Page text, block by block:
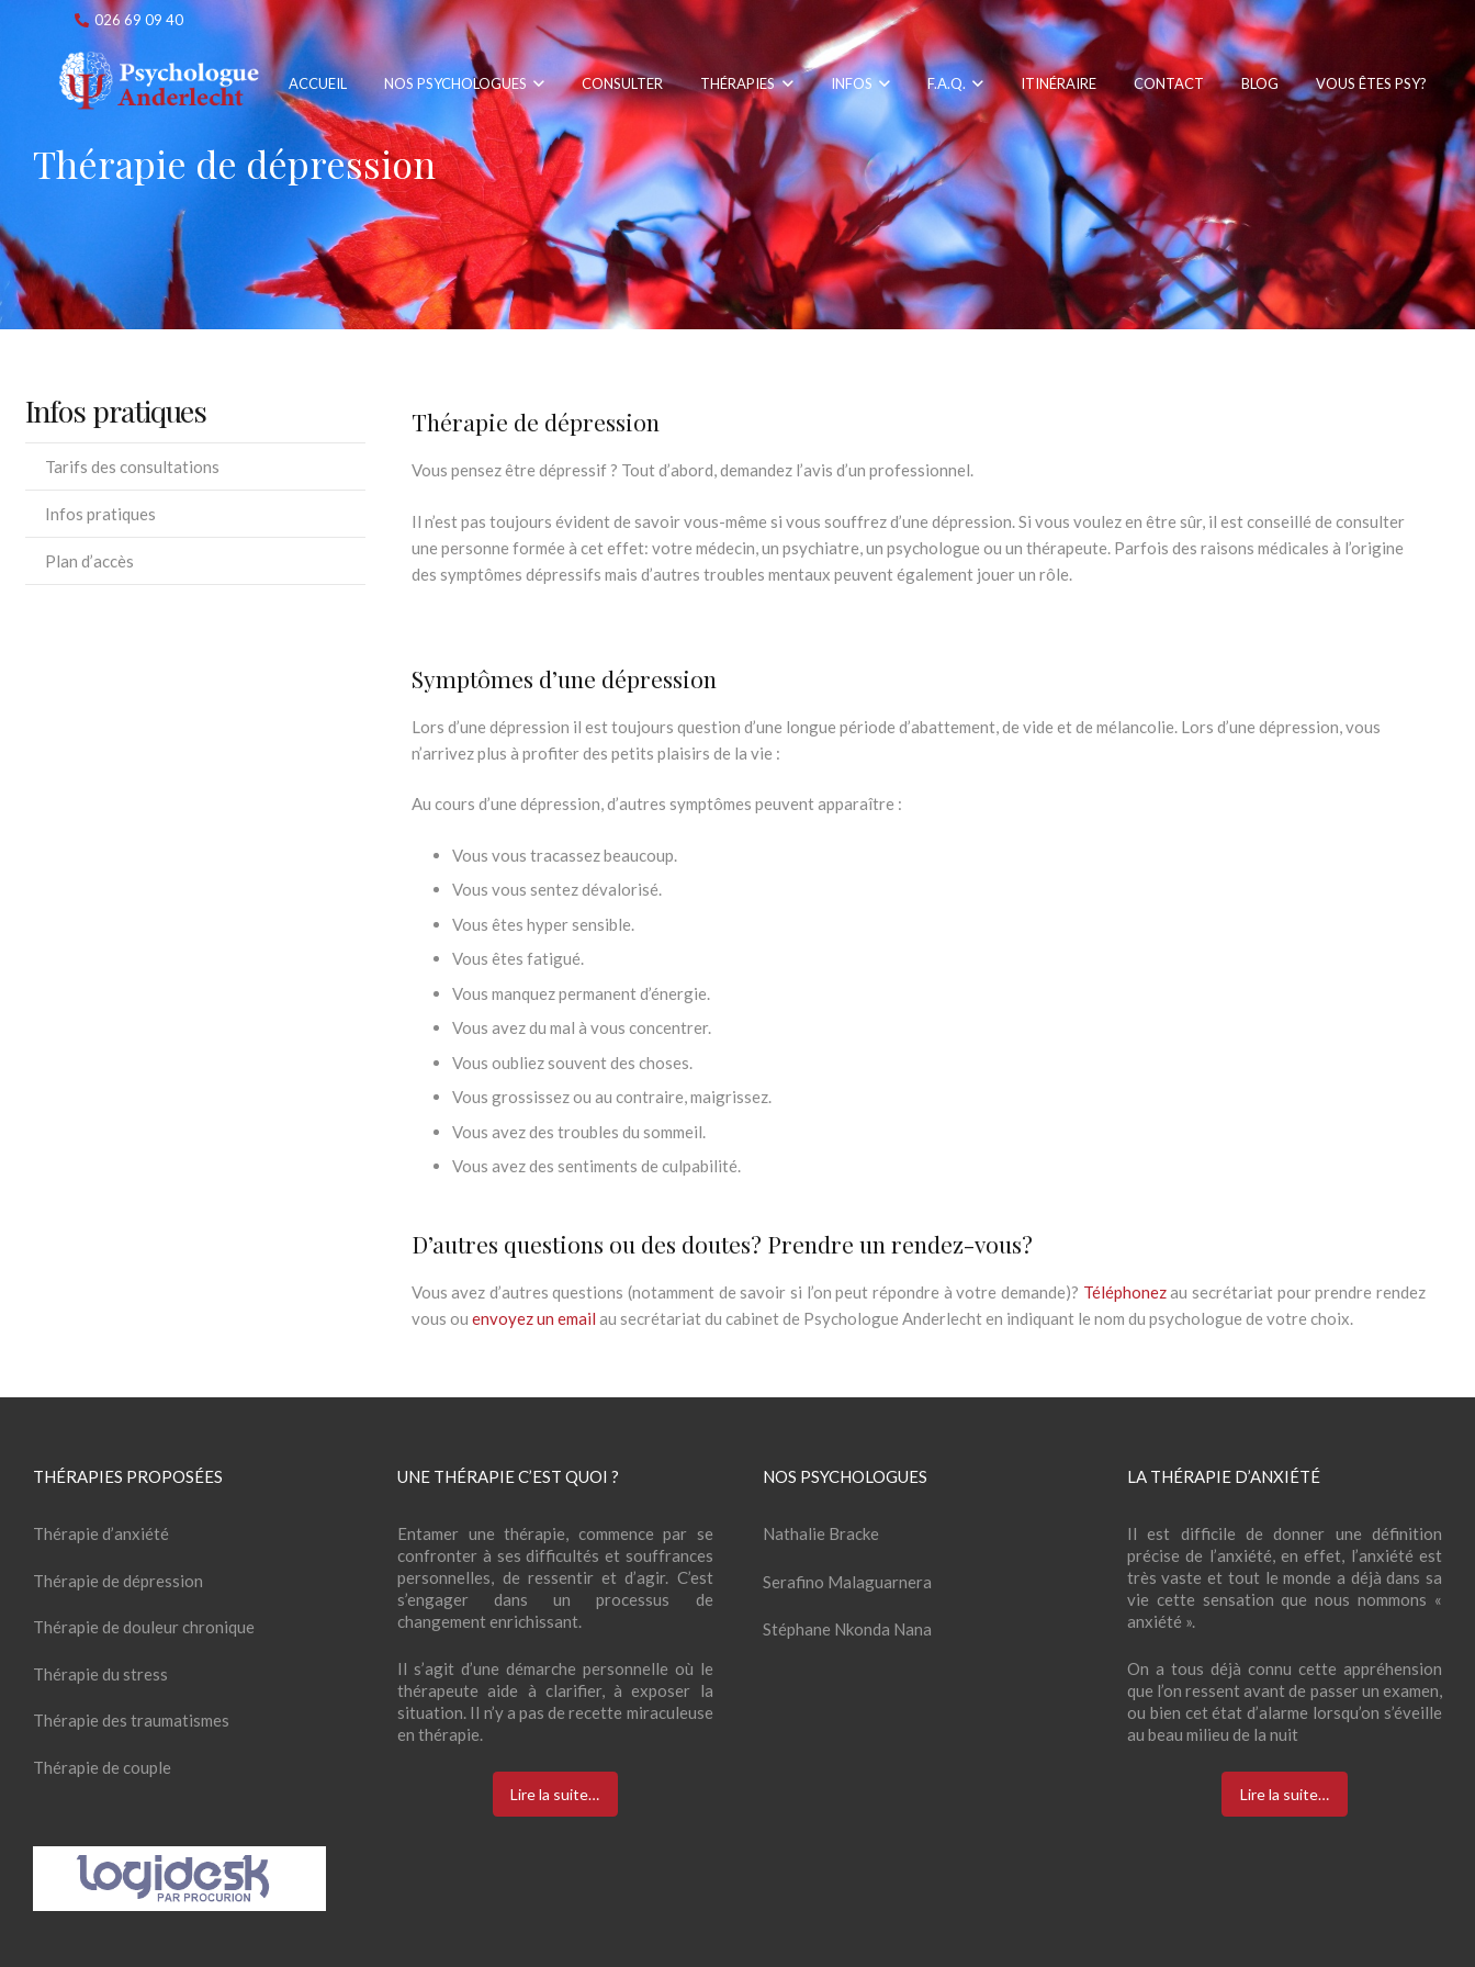
026 69 09 40
ACCUEIL NOS PSYCHOLOGUES CONSULTER THÉRAPIES INFOS F.A.Q. ITINÉRAIRE CONTACT BLOG VOUS ÊTES PSY?
Thérapie de dépression
Infos pratiques
Tarifs des consultations
Infos pratiques
Plan d’accès
Thérapie de dépression
Vous pensez être dépressif ? Tout d’abord, demandez l’avis d’un professionnel.
Il n’est pas toujours évident de savoir vous-même si vous souffrez d’une dépression. Si vous voulez en être sûr, il est conseillé de consulter
une personne formée à cet effet: votre médecin, un psychiatre, un psychologue ou un thérapeute. Parfois des raisons médicales à l’origine
des symptômes dépressifs mais d’autres troubles mentaux peuvent également jouer un rôle.
Symptômes d’une dépression
Lors d’une dépression il est toujours question d’une longue période d’abattement, de vide et de mélancolie. Lors d’une dépression, vous
n’arrivez plus à profiter des petits plaisirs de la vie :
Au cours d’une dépression, d’autres symptômes peuvent apparaître :
Vous vous tracassez beaucoup.
Vous vous sentez dévalorisé.
Vous êtes hyper sensible.
Vous êtes fatigué.
Vous manquez permanent d’énergie.
Vous avez du mal à vous concentrer.
Vous oubliez souvent des choses.
Vous grossissez ou au contraire, maigrissez.
Vous avez des troubles du sommeil.
Vous avez des sentiments de culpabilité.
D’autres questions ou des doutes? Prendre un rendez-vous?
Vous avez d’autres questions (notamment de savoir si l’on peut répondre à votre demande)? Téléphonezau secrétariat pour prendre rendez
vous ou envoyez un email au secrétariat du cabinet de Psychologue Anderlecht en indiquant le nom du psychologue de votre choix.
THÉRAPIES PROPOSÉES
Thérapie d’anxiété
Thérapie de dépression
Thérapie de douleur chronique
Thérapie du stress
Thérapie des traumatismes
Thérapie de couple
UNE THÉRAPIE C’EST QUOI ?
Entamer une thérapie, commence par se
confronter à ses difficultés et souffrances
personnelles, de ressentir et d’agir. C’est
s’engager dans un processus de
changement enrichissant.
Il s’agit d’une démarche personnelle où le
thérapeute aide à clarifier, à exposer la
situation. Il n’y a pas de recette miraculeuse
en thérapie.
Lire la suite…
NOS PSYCHOLOGUES
Nathalie Bracke
Serafino Malaguarnera
Stéphane Nkonda Nana
LA THÉRAPIE D’ANXIÉTÉ
Il est difficile de donner une définition
précise de l’anxiété, en effet, l’anxiété est
très vaste et tout le monde a déjà dans sa
vie cette sensation que nous nommons «
anxiété ».
On a tous déjà connu cette appréhension
que l’on ressent avant de passer un examen,
ou bien cet état d’alarme lorsqu’on s’éveille
au beau milieu de la nuit
Lire la suite…